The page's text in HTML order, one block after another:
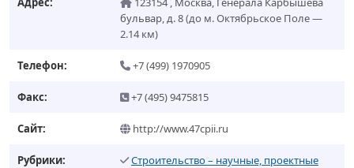
бульвар, д. 8(до м. Октябрьское Поле —
2.14 км)
Телефон: +7 (499) 1970905
Факс: +7 (495) 9475815
Сайт: http://www.47cpii.ru
Рубрики:
Строительство – научные, проектные